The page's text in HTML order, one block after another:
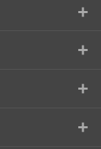
+
+
+
+